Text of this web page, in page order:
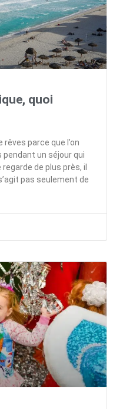
quoi
rêves parce que l’on
un séjour qui
de plus près, il
pas seulement de